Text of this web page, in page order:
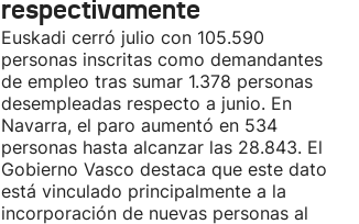
respectivamente
Euskadi cerró julio con 105.590
personas inscritas como demandantes
de empleo tras sumar 1.378 personas
desempleadas respecto a junio. En
Navarra, el paro aumentó en 534
personas hasta alcanzar las 28.843. El
Gobierno Vasco destaca que este dato
está vinculado principalmente a la
incorporación de nuevas personas al